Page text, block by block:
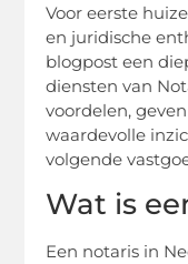
Voor eerste
en juridische
blogpost een
diensten van
voordelen,
waardevolle
volgende
Wat is
Een notaris in